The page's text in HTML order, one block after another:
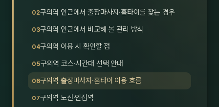
구의역 인근에서 출장마사지·홈타이를 찾는 경우
구의역 인근에서 비교해 볼 관리 방식
구의역 이용 시 확인할 점
구의역 코스·시간대 선택 안내
구의역 출장마사지·홈타이 이용 흐름
구의역 노선·인접역